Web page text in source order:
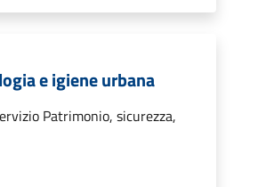
e igiene urbana
Patrimonio, sicurezza,